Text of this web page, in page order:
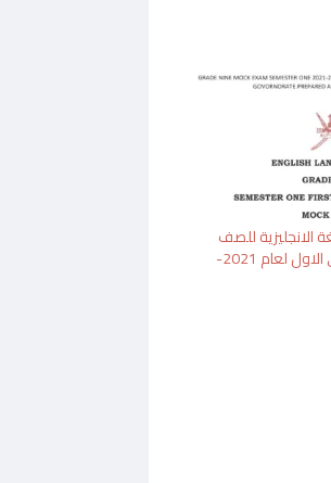
الانجليزية للصف
التاسع الفصل الدراسي الاول لعام 2021-